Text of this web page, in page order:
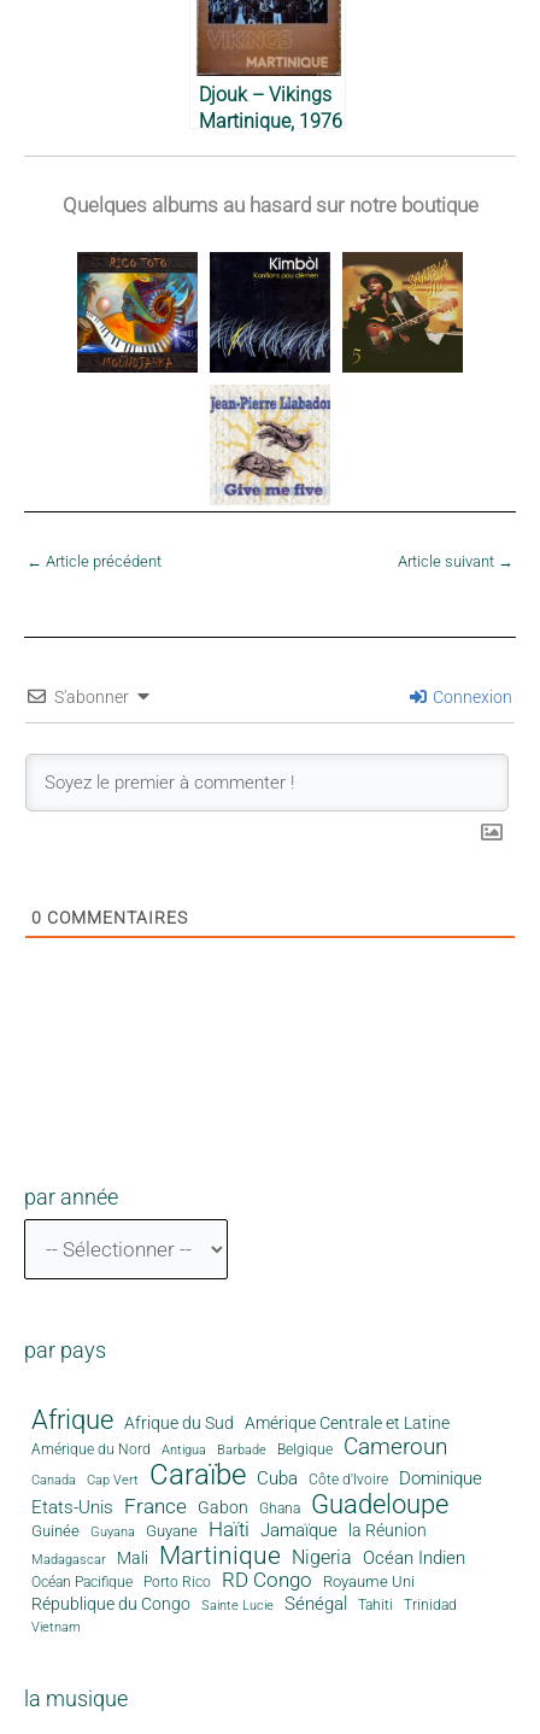
Djouk – Vikings
Martinique, 1976
Quelques albums au hasard sur notre boutique
← Article précédent Article suivant →
S'abonner Connexion
0 COMMENTAIRES
par année
par pays
Afrique Afrique du Sud Amérique Centrale et Latine
Amérique du Nord Antigua Barbade Belgique Cameroun
Canada Cap Vert Caraïbe Cuba Côte d'Ivoire
Dominique
Etats-Unis
France Gabon Ghana Guadeloupe
Guinée Guyana Guyane Haïti Jamaïque la Réunion
Madagascar Mali Martinique Nigeria Océan Indien
Océan Pacifique Porto Rico RD Congo Royaume Uni
République du Congo Sainte Lucie Sénégal Tahiti Trinidad
Vietnam
la musique